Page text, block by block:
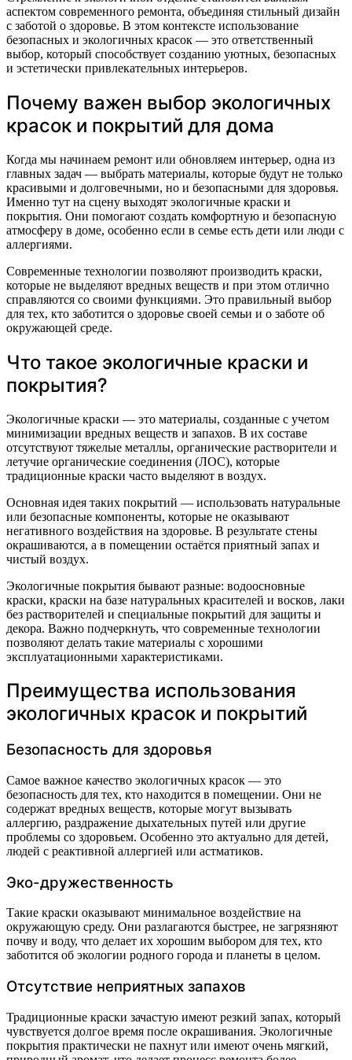
аспектом современного ремонта, объединяя стильный дизайн
с заботой о здоровье. В этом контексте использование
безопасных и экологичных красок — это ответственный
выбор, который способствует созданию уютных, безопасных
и эстетически привлекательных интерьеров.
Почему важен выбор экологичных
красок и покрытий для дома
Когда мы начинаем ремонт или обновляем интерьер, одна из
главных задач — выбрать материалы, которые будут не только
красивыми и долговечными, но и безопасными для здоровья.
Именно тут на сцену выходят экологичные краски и
покрытия. Они помогают создать комфортную и безопасную
атмосферу в доме, особенно если в семье есть дети или люди с
аллергиями.
Современные технологии позволяют производить краски,
которые не выделяют вредных веществ и при этом отлично
справляются со своими функциями. Это правильный выбор
для тех, кто заботится о здоровье своей семьи и о заботе об
окружающей среде.
Что такое экологичные краски и
покрытия?
Экологичные краски — это материалы, созданные с учетом
минимизации вредных веществ и запахов. В их составе
отсутствуют тяжелые металлы, органические растворители и
летучие органические соединения (ЛОС), которые
традиционные краски часто выделяют в воздух.
Основная идея таких покрытий — использовать натуральные
или безопасные компоненты, которые не оказывают
негативного воздействия на здоровье. В результате стены
окрашиваются, а в помещении остаётся приятный запах и
чистый воздух.
Экологичные покрытия бывают разные: водоосновные
краски, краски на базе натуральных красителей и восков, лаки
без растворителей и специальные покрытий для защиты и
декора. Важно подчеркнуть, что современные технологии
позволяют делать такие материалы с хорошими
эксплуатационными характеристиками.
Преимущества использования
экологичных красок и покрытий
Безопасность для здоровья
Самое важное качество экологичных красок — это
безопасность для тех, кто находится в помещении. Они не
содержат вредных веществ, которые могут вызывать
аллергию, раздражение дыхательных путей или другие
проблемы со здоровьем. Особенно это актуально для детей,
людей с реактивной аллергией или астматиков.
Эко-дружественность
Такие краски оказывают минимальное воздействие на
окружающую среду. Они разлагаются быстрее, не загрязняют
почву и воду, что делает их хорошим выбором для тех, кто
заботится об экологии родного города и планеты в целом.
Отсутствие неприятных запахов
Традиционные краски зачастую имеют резкий запах, который
чувствуется долгое время после окрашивания. Экологичные
покрытия практически не пахнут или имеют очень мягкий,